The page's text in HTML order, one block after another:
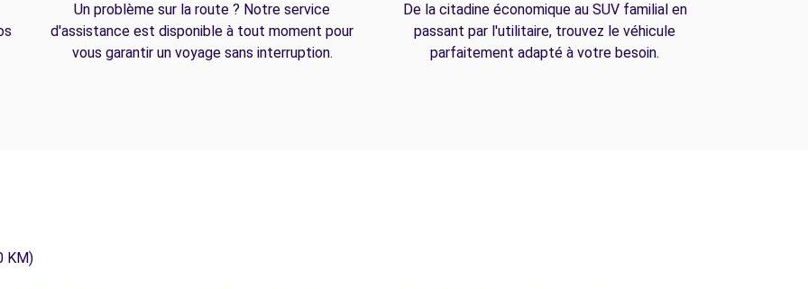
Un problème sur la route ? Notre service
d'assistance est disponible à tout moment pour
vous garantir un voyage sans interruption.
De la citadine économique au SUV familial en
passant par l'utilitaire, trouvez le véhicule
parfaitement adapté à votre besoin.
KM)